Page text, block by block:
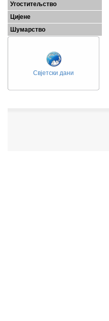
Угоститељство
Цијене
Шумарство
Свјетски дани